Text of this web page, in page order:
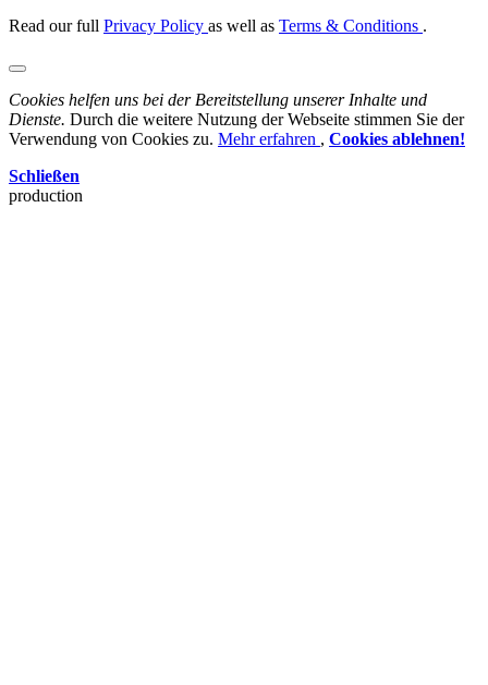
Read our full Privacy Policy as well as Terms & Conditions .
Cookies helfen uns bei der Bereitstellung unserer Inhalte und
Dienste. Durch die weitere Nutzung der Webseite stimmen Sie der
Verwendung von Cookies zu. Mehr erfahren , Cookies ablehnen!
Schließen
production